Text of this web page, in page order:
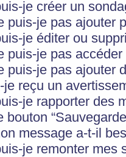
je créer un
puis-je pas ajouter
je éditer ou
puis-je pas
puis-je pas ajouter
je reçu un
je rapporter des
bouton
message a-t-il
je remonter mes